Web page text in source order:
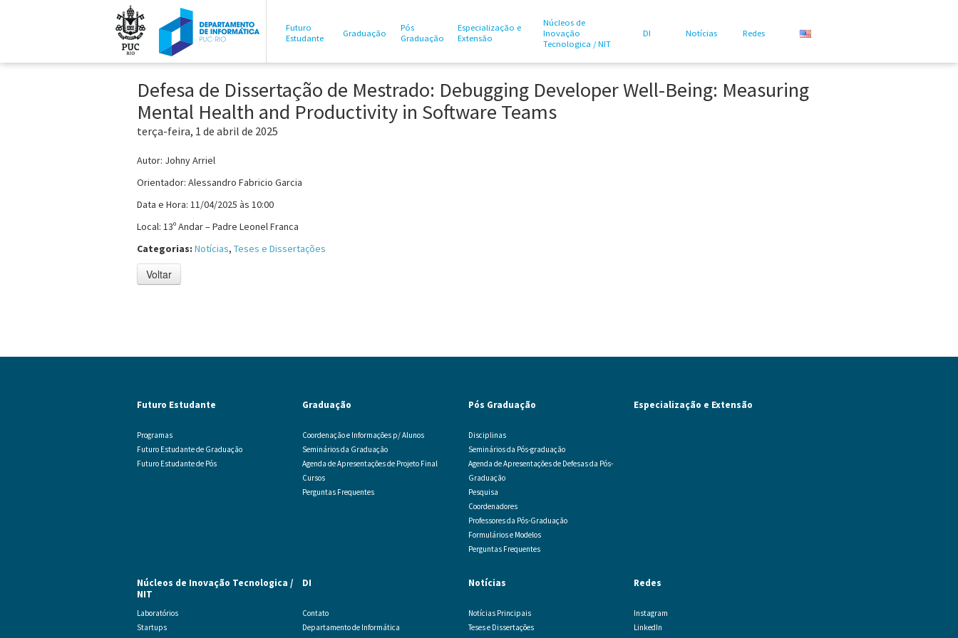
Futuro
Estudante
Graduação
Pós
Graduação
Especialização e
Extensão
Núcleos de
Inovação
Tecnologica / NIT
DI Notícias Redes
Defesa de Dissertação de Mestrado: Debugging Developer Well-Being: Measuring
Mental Health and Productivity in Software Teams
terça-feira, 1 de abril de 2025
Autor: Johny Arriel
Orientador: Alessandro Fabricio Garcia
Data e Hora: 11/04/2025 às 10:00
Local: 13º Andar – Padre Leonel Franca
Categorias: Notícias, Teses e Dissertações
Voltar
Futuro Estudante
Programas
Futuro Estudante de Graduação
Futuro Estudante de Pós
Graduação
Coordenação e Informações p/ Alunos
Seminários da Graduação
Agenda de Apresentações de Projeto Final
Cursos
Perguntas Frequentes
Pós Graduação
Disciplinas
Seminários da Pós-graduação
Agenda de Apresentações de Defesas da Pós-
Graduação
Pesquisa
Coordenadores
Professores da Pós-Graduação
Formulários e Modelos
Perguntas Frequentes
Especialização e Extensão
Núcleos de Inovação Tecnologica /
NIT
Laboratórios
Startups
DI
Contato
Departamento de Informática
Notícias
Notícias Principais
Teses e Dissertações
Redes
Instagram
LinkedIn